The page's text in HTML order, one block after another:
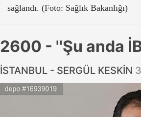
sağlandı. (Foto: Sağlık Bakanlığı)
2600 - ''Şu anda
İSTANBUL - SERGÜL KESKİN